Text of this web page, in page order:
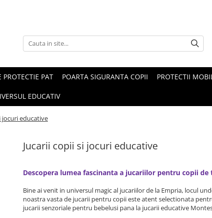
PROTECTIE PAT POARTA SIGURANTA COPII PROTECTII
EDUCATIV
jocuri educative
Jucarii copii si jocuri educative
Descopera lumea fascinanta a jucariilor pentru copii
Bine ai venit in universul magic al jucariilor de la Empria, locul
noastra vasta de jucarii pentru copii este atent selectionata
jucarii senzoriale pentru bebelusi pana la jucarii educative